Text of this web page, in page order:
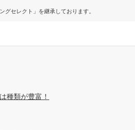
グセレクト」を継承しております。
種類が豊富！